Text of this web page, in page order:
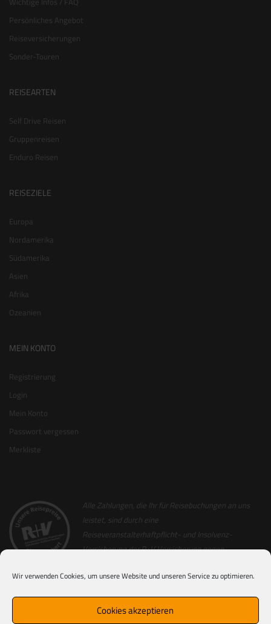
Wir verwenden Cookies, um unsere Website und unseren Service zu optimieren.
Cookies akzeptieren
Persönliches Angebot
Reiseversicherungen
Sonder-Touren
REISEARTEN
Self Drive Reisen
Gruppenreisen
Enduro Reisen
REISEZIELE
Europa
Nordamerika
Südamerika
Asien
Afrika
Ozeanien
MEIN KONTO
Registrierung
Login
Mein Konto
Passwort vergessen
Merkliste
Alle Zahlungen, die Ihr für Reisebuchungen an uns
leistet, sind durch eine
Reiseveranstalterhaftpflicht- und Insolvenz-
Versicherung der R+V Versicherung gegen
erhaltet Ihr zusammen mit der Reiserechnung
Buchungen). Für alle Reisen, die von Partner-Veranstaltern von uns